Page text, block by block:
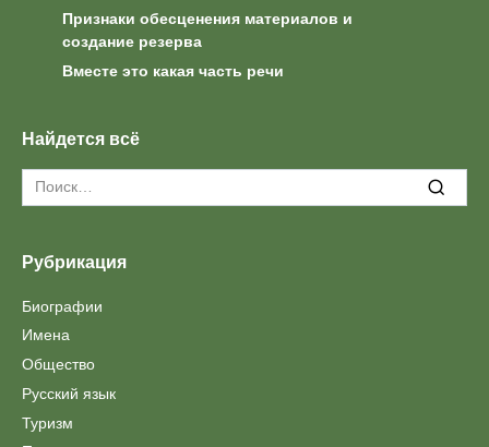
Признаки обесценения материалов и
создание резерва
Вместе это какая часть речи
Найдется всё
Search
for:
Рубрикация
Биографии
Имена
Общество
Русский язык
Туризм